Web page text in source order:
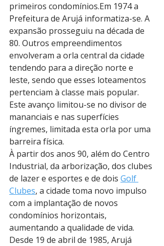
primeiros condomínios.Em 1974 a
Prefeitura de Arujá informatiza-se. A
expansão prosseguiu na década de
80. Outros empreendimentos
envolveram a orla central da cidade
tendendo para a direção norte e
leste, sendo que esses loteamentos
pertenciam à classe mais popular.
Este avanço limitou-se no divisor de
mananciais e nas superfícies
íngremes, limitada esta orla por uma
barreira física.
À partir dos anos 90, além do Centro
Industrial, da arborização, dos clubes
de lazer e esportes e de dois Golf
Clubes, a cidade toma novo impulso
com a implantação de novos
condomínios horizontais,
aumentando a qualidade de vida.
Desde 19 de abril de 1985, Arujá